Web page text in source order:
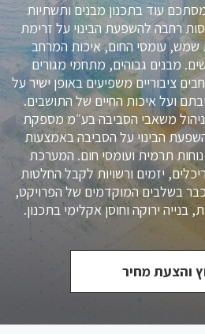
מסתכם עוד בתכנון מבנים ותשתיות
רחבה להשפעת הבינוי על זרימת
שמש, עומסי החום, איכות המרחב
מבנים גבוהים, מתחמי מגורים
ציבוריים משפיעים באופן ישיר על
ועל איכות החיים של התושבים.
משאבי הסביבה בע״מ מספקת
הבינוי על הסביבה באמצעות
תרמית ועומסי חום. המערכת
יזמים ורשויות לקבל החלטות
כבר בשלבים המוקדמים של הפרויקט,
בנייה ירוקה וחוסן אקלימי בתכנון.
והצעת מחיר